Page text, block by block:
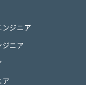
ンジニア
ジニア
ア